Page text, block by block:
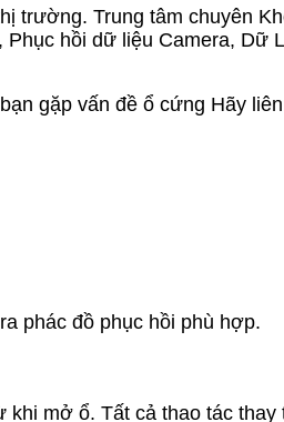
trường. Trung tâm chuyên
hồi dữ liệu Camera, Dữ
gặp vấn đề ổ cứng Hãy
phác đồ phục hồi phù hợp.
mở ổ. Tất cả thao tác